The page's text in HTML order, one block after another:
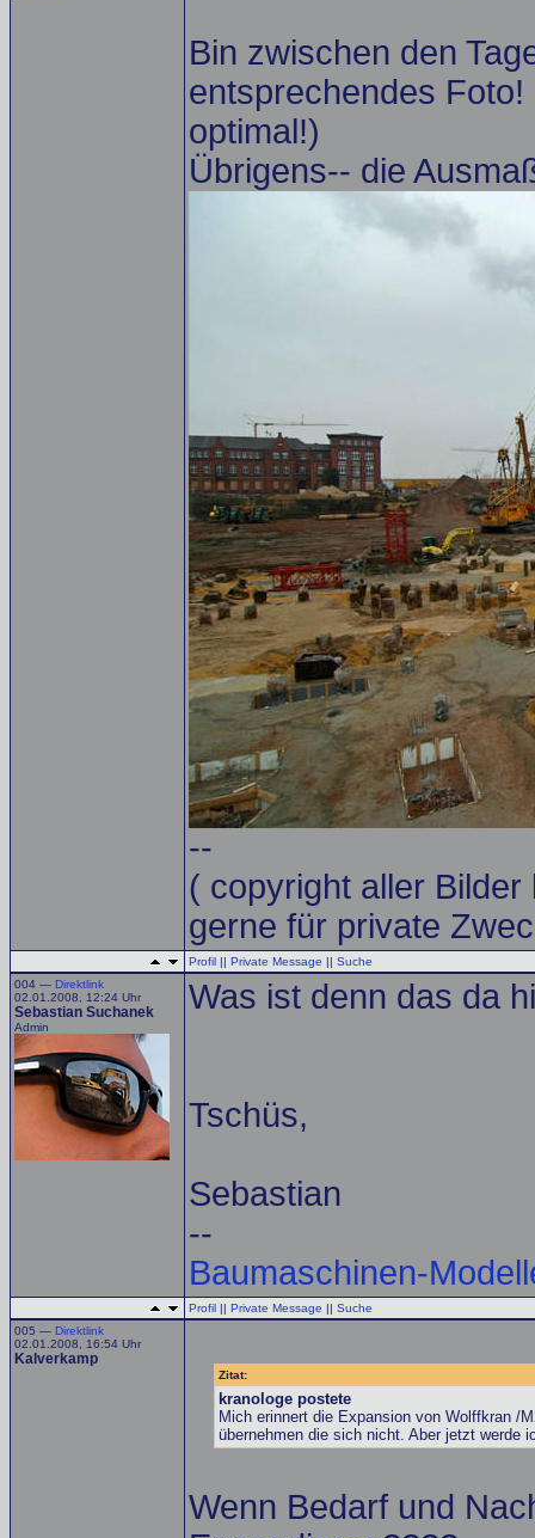
Bin zwischen den
entsprechendes
optimal!)
Übrigens-- die
--
( copyright aller
gerne für private
Profil || Private Message || Suche
004 — Direktlink
02.01.2008, 12:24 Uhr
Sebastian Suchanek
Admin
Was ist denn das da
Tschüs,
Sebastian
--
Baumaschinen-
Profil || Private Message || Suche
005 — Direktlink
02.01.2008, 16:54 Uhr
Kalverkamp
Zitat:
kranologe postete
Mich erinnert die Expansion von Wolffkran /
übernehmen die sich nicht. Aber jetzt werde
Wenn Bedarf und